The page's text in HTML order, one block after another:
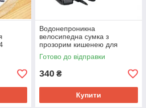
Водонепроникна
велосипедна сумка з
прозорим кишенею для
телефону на кермо
(рожевий)
Готово до відправки
340 ₴
Купити